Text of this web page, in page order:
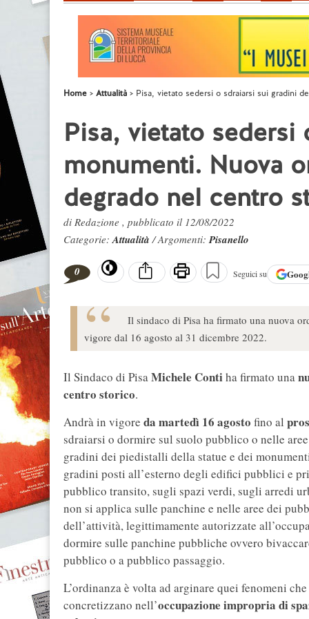
Home Attualità Pisa, vietato sedersi o sdraiarsi sui gradini
Pisa, vietato
monumenti. Nuova
degrado nel centro
di Redazione , pubblicato il 12/08/2022
Categorie:Attualità/ Argomenti:Pisanello
0 Seguici su
Il sindaco di Pisa ha firmato una nuova
vigore dal 16 agosto al 31 dicembre 2022.
Il Sindaco di PisaMichele Contiha firmato una
centro storico.
Andrà in vigore da martedì 16 agosto fino al
sdraiarsi o dormire sul suolo pubblico o nelle
gradini dei piedistalli della statue e dei
gradini posti all’esterno degli edifici pubblici e
pubblico transito, sugli spazi verdi, sugli arredi
non si applica sulle panchine e nelle aree dei
dell’attività, legittimamente autorizzate
dormire sulle panchine pubbliche ovvero
pubblico o a pubblico passaggio.
L’ordinanza è volta ad arginare quei fenomeni
concretizzano nell’occupazione impropria di